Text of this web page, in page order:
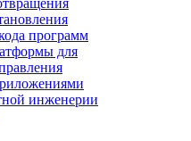
программ
для
инженерии